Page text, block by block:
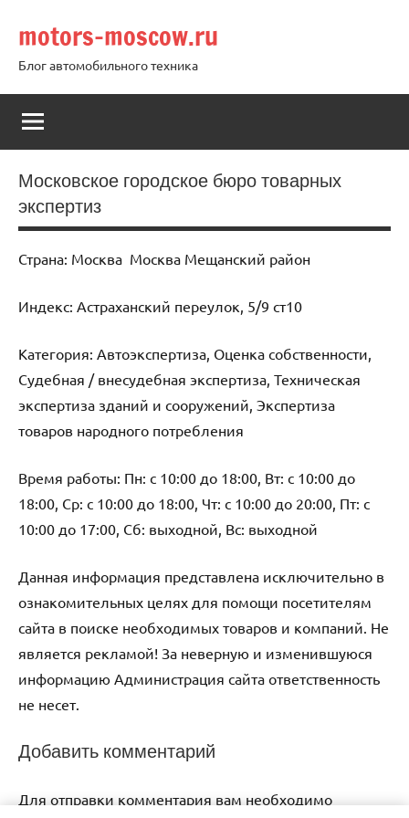
содержимому
motors-moscow.ru
Блог автомобильного техника
Московское городское бюро товарных
экспертиз
Страна: Москва Москва Мещанский район
Индекс: Астраханский переулок, 5/9 ст10
Категория: Автоэкспертиза, Оценка собственности,
Судебная / внесудебная экспертиза, Техническая
экспертиза зданий и сооружений, Экспертиза
товаров народного потребления
Время работы: Пн: с 10:00 до 18:00, Вт: с 10:00 до
18:00, Ср: с 10:00 до 18:00, Чт: с 10:00 до 20:00, Пт: с
10:00 до 17:00, Сб: выходной, Вс: выходной
Данная информация представлена исключительно в
ознакомительных целях для помощи посетителям
сайта в поиске необходимых товаров и компаний. Не
является рекламой! За неверную и изменившуюся
информацию Администрация сайта ответственность
не несет.
Добавить комментарий
Для отправки комментария вам необходимо